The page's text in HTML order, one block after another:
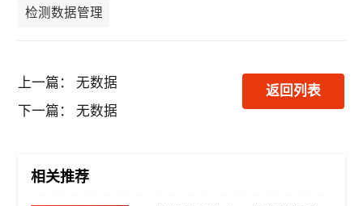
检测数据管理
上一篇：
无数据
下一篇：
无数据
返回列表
相关推荐